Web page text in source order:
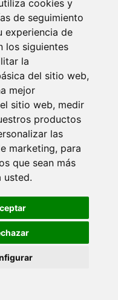
cookies y
de seguimiento
experiencia de
los siguientes
la
del sitio web,
mejor
sitio web, medir
productos
las
marketing, para
que sean más
usted.
Collares de